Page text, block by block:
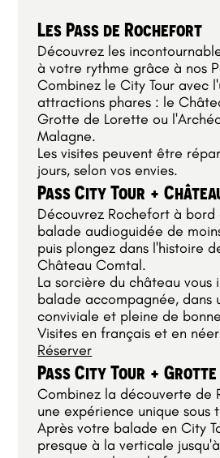
Les Pass de Rochefort
Découvrez les
à votre rythme grâce à nos
Combinez le City Tour avec
attractions phares : le
Grotte de Lorette ou
Malagne.
Les visites peuvent être
jours, selon vos envies.
Pass City Tour +
Découvrez Rochefort à bord
balade audioguidée de
puis plongez dans l'histoire
Château Comtal.
La sorcière du château vous
balade accompagnée, dans
conviviale et pleine de
Visites en français et en
Réserver
Pass City Tour +
Combinez la découverte de
une expérience unique sous
Après votre balade en City
presque à la verticale